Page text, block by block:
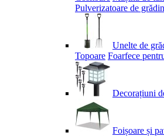
Pulverizatoare de
Unelte de
Topoare Foarfece
Decorațiuni
Foișoare și